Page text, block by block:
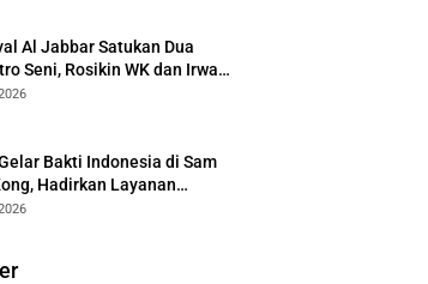
Al Jabbar Satukan Dua
Seni, Rosikin WK dan Irwan
Garap Pertunjukan Kolosal
Bakti Indonesia di Sam
Hadirkan Layanan
Gratis dan Dialog